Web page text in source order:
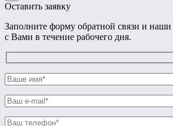
Оставить заявку
Заполните форму обратной связи и
с Вами в течение рабочего дня.